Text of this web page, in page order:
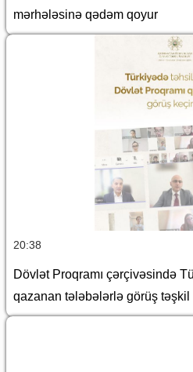
mərhələsinə qədəm qoyur
20:38
Dövlət Proqramı çərçivəsində
qazanan tələbələrlə görüş təşkil